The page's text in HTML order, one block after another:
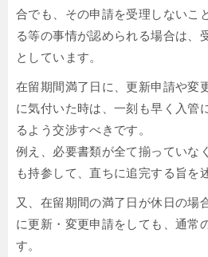
合でも、その申請を受理しないこ
る等の事情が認められる場合は、
としています。
在留期間満了日に、更新申請や変
に気付いた時は、一刻も早く入管
るよう交渉すべきです。
例え、必要書類が全て揃っていな
も持参して、直ちに追完する旨を
又、在留期間の満了日が休日の場
に更新・変更申請をしても、通常
す。